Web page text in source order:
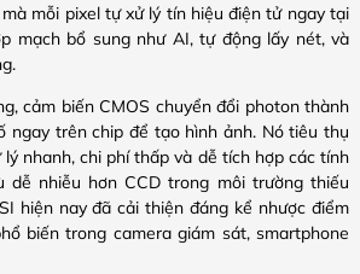
mỗi pixel tự xử lý tín hiệu điện tử ngay tại
mạch bổ sung như AI, tự động lấy nét, và
cảm biến CMOS chuyển đổi photon thành
ngay trên chip để tạo hình ảnh. Nó tiêu thụ
nhanh, chi phí thấp và dễ tích hợp các tính
dễ nhiễu hơn CCD trong môi trường thiếu
hiện nay đã cải thiện đáng kể nhược điểm
biến trong camera giám sát, smartphone